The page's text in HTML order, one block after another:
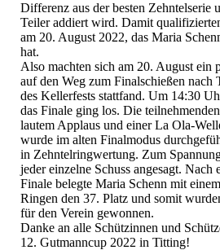
Differenz aus der besten Zehntelserie
Teiler addiert wird. Damit
am 20. August 2022, das Maria
hat.
Also machten sich am 20. August ein
auf den Weg zum Finalschießen nach
des Kellerfests stattfand. Um 14:30
das Finale ging los. Die
lautem Applaus und einer La Ola-
wurde im alten Finalmodus
in Zehntelringwertung. Zum
jeder einzelne Schuss angesagt. Nach
Finale belegte Maria Schenn mit
Ringen den 37. Platz und somit
für den Verein gewonnen.
Danke an alle Schützinnen und
12. Gutmanncup 2022 in Titting!